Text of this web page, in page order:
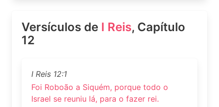
Versículos de I Reis, Capítulo
12
I Reis 12:1
Foi Roboão a Siquém, porque todo o
Israel se reuniu lá, para o fazer rei.